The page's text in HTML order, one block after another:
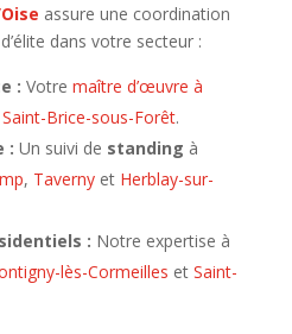
assure une coordination
dans votre secteur :
: Votre maître d’œuvre à
Saint-Brice-sous-Forêt.
: Un suivi de standing à
, Tavernyet Herblay-sur-
: Notre expertise à
lès-Cormeilles et Saint-